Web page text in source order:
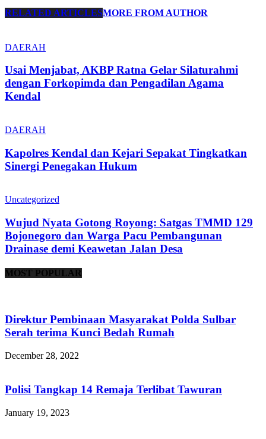
RELATED ARTICLESMORE FROM AUTHOR
DAERAH
Usai Menjabat, AKBP Ratna Gelar Silaturahmi
dengan Forkopimda dan Pengadilan Agama
Kendal
DAERAH
Kapolres Kendal dan Kejari Sepakat Tingkatkan
Sinergi Penegakan Hukum
Uncategorized
Wujud Nyata Gotong Royong: Satgas TMMD 129
Bojonegoro dan Warga Pacu Pembangunan
Drainase demi Keawetan Jalan Desa
MOST POPULAR
Direktur Pembinaan Masyarakat Polda Sulbar
Serah terima Kunci Bedah Rumah
December 28, 2022
Polisi Tangkap 14 Remaja Terlibat Tawuran
January 19, 2023